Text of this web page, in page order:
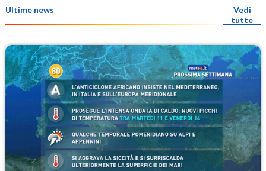
Ultime news
Vedi
tutte